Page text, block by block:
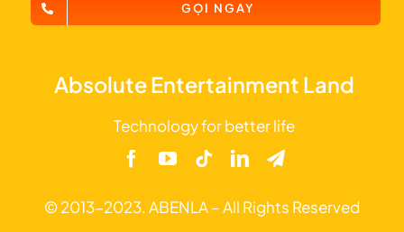
Absolute Entertainment Land
Technology for better life
GỌI NGAY
© 2013-2023. ABENLA – All Rights Reserved